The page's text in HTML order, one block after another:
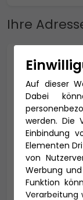
Ihre
Anrede *
Titel
Vorname *
Auf dieser
Dabei
werden. Die
Einbindung
Elementen
von
Werbung
Funktion
Verarbeitung